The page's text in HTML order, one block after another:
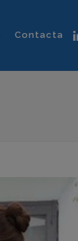
Contacta